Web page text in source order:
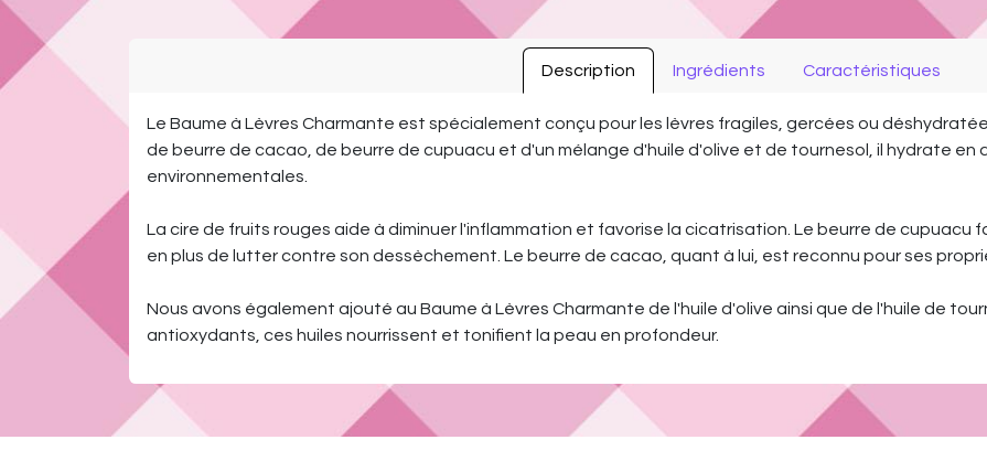
Description Ingrédients Caractéristiques
Le Baume à Lèvres Charmante est spécialement conçu pour les lèvres fragiles, gercées ou
de beurre de cacao, de beurre de cupuacu et d'un mélange d'huile d'olive et de tournesol, il hydrate
environnementales.
La cire de fruits rouges aide à diminuer l'inflammation et favorise la cicatrisation. Le beurre de cupuacu
en plus de lutter contre son dessèchement. Le beurre de cacao, quant à lui, est reconnu pour ses
Nous avons également ajouté au Baume à Lèvres Charmante de l'huile d'olive ainsi que de l'huile de
antioxydants, ces huiles nourrissent et tonifient la peau en profondeur.